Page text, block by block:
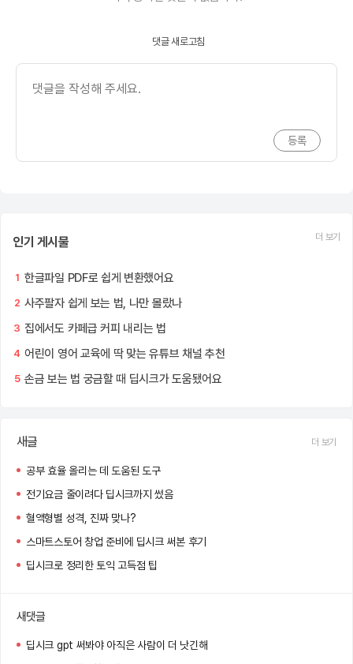
댓글 새로고침
인기 게시물 더 보기
1 한글파일 PDF로 쉽게 변환했어요
2 사주팔자 쉽게 보는 법, 나만 몰랐나
3 집에서도 카페급 커피 내리는 법
4 어린이 영어 교육에 딱 맞는 유튜브 채널 추천
5 손금 보는 법 궁금할 때 딥시크가 도움됐어요
새글 더 보기
공부 효율 올리는 데 도움된 도구
전기요금 줄이려다 딥시크까지 썼음
혈액형별 성격, 진짜 맞나?
스마트스토어 창업 준비에 딥시크 써본 후기
딥시크로 정리한 토익 고득점 팁
새댓글
딥시크 gpt 써봐야 아직은 사람이 더 낫긴해